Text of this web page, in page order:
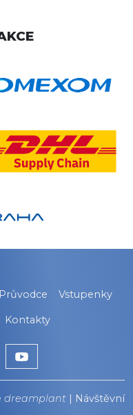
Průvodce Vstupenky
Kontakty
dreamplant | Návštěvní